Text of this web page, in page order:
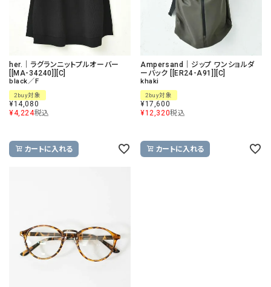
her.｜ラグランニットプルオーバー
[[MA-34240]][C]
black／F
2buy対象
¥14,080
¥4,224税込
カートに入れる
Ampersand｜ジップ ワンショルダ
ーバック [[ER24-A91]][C]
khaki
2buy対象
¥17,600
¥12,320税込
カートに入れる